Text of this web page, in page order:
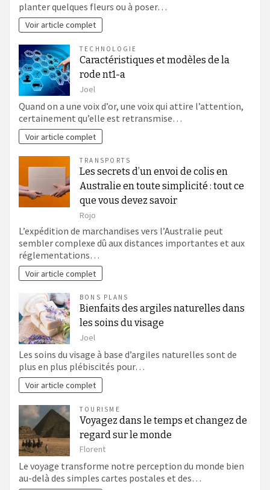
planter quelques fleurs ou à poser…
Voir article complet
TECHNOLOGIE
Caractéristiques et modèles de la
rode nt1-a
Joel
Quand on a une voix d’or, une voix qui attire l’attention,
certainement qu’elle est retransmise…
Voir article complet
TRANSPORTS
Les secrets d’un envoi de colis en
Australie en toute simplicité : tout ce
que vous devez savoir
Rojo
L’expédition de marchandises vers l’Australie peut
sembler complexe dû aux distances importantes et aux
réglementations…
Voir article complet
BONS PLANS
Bienfaits des argiles naturelles dans
les soins du visage
Joel
Les soins du visage à base d’argiles naturelles sont de
plus en plus plébiscités pour…
Voir article complet
TOURISME
Voyagez dans le temps et changez de
regard sur le monde
Florent
Le voyage transforme notre perception du monde bien
au-delà des simples cartes postales et des…